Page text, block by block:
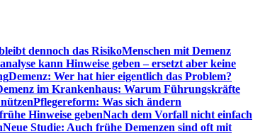
dennoch das RisikoMenschen mit Demenz
kann Hinweise geben – ersetzt aber keine
Demenz: Wer hat hier eigentlich das Problem?
im Krankenhaus: Warum Führungskräfte
Pflegereform: Was sich ändern
Hinweise gebenNach dem Vorfall nicht einfach
Neue Studie: Auch frühe Demenzen sind oft mit